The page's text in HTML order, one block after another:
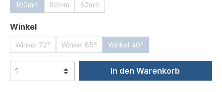
100mm 80mm 60mm
Winkelauswählen
Winkel 72° Winkel 85° Winkel 40°
In den Warenkorb